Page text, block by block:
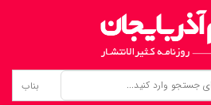
زنانی که بی‌نام، تبریز را ساخته‌اند ردپای زنان گمنام؛ از «کلانترخانیم»ها تا «عموم نسوان» در اسناد مشروطه